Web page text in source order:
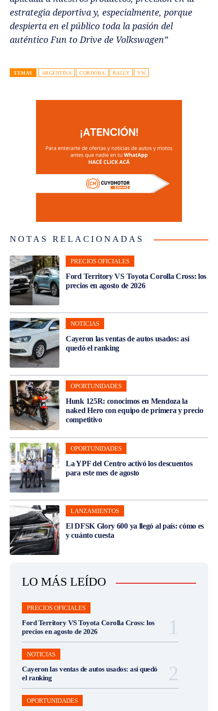
estrategia deportiva y, especialmente, porque
despierta en el público toda la pasión del
auténtico Fun to Drive de Volkswagen”
TEMAS ARGENTINA CORDOBA RALLY VW
NOTAS RELACIONADAS
PRECIOS OFICIALES
Ford Territory VS Toyota Corolla Cross: los
precios en agosto de 2026
NOTICIAS
Cayeron las ventas de autos usados: así
quedó el ranking
OPORTUNIDADES
Hunk 125R: conocimos en Mendoza la
naked Hero con equipo de primera y precio
competitivo
OPORTUNIDADES
La YPF del Centro activó los descuentos
para este mes de agosto
LANZAMIENTOS
El DFSK Glory 600 ya llegó al país: cómo es
y cuánto cuesta
LO MÁS LEÍDO
PRECIOS OFICIALES
Ford Territory VS Toyota Corolla Cross: los
precios en agosto de 2026
NOTICIAS
Cayeron las ventas de autos usados: así quedó
el ranking
OPORTUNIDADES